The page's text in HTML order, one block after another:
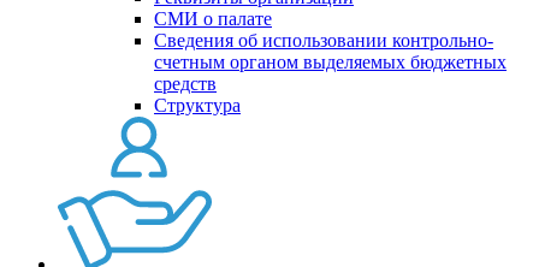
СМИ о палате
Сведения об использовании контрольно-
счетным органом выделяемых бюджетных
средств
Структура